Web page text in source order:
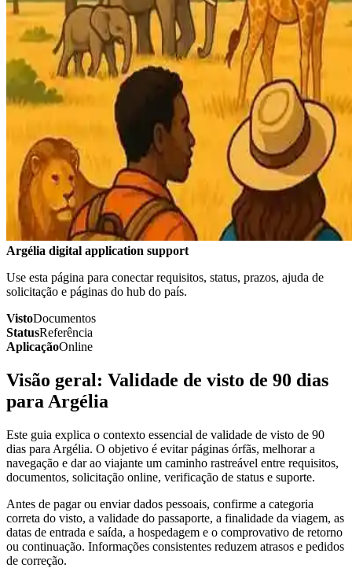
Argélia digital application support
Use esta página para conectar requisitos, status, prazos, ajuda de
solicitação e páginas do hub do país.
VistoDocumentos
StatusReferência
AplicaçãoOnline
Visão geral: Validade de visto de 90 dias
para Argélia
Este guia explica o contexto essencial de validade de visto de 90
dias para Argélia. O objetivo é evitar páginas órfãs, melhorar a
navegação e dar ao viajante um caminho rastreável entre requisitos,
documentos, solicitação online, verificação de status e suporte.
Antes de pagar ou enviar dados pessoais, confirme a categoria
correta do visto, a validade do passaporte, a finalidade da viagem, as
datas de entrada e saída, a hospedagem e o comprovativo de retorno
ou continuação. Informações consistentes reduzem atrasos e pedidos
de correção.